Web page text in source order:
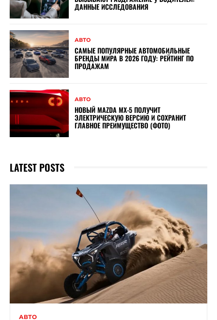
ДАННЫЕ ИССЛЕДОВАНИЯ
АВТО
САМЫЕ ПОПУЛЯРНЫЕ АВТОМОБИЛЬНЫЕ
БРЕНДЫ МИРА В 2026 ГОДУ: РЕЙТИНГ ПО
ПРОДАЖАМ
АВТО
НОВЫЙ MAZDA MX-5 ПОЛУЧИТ
ЭЛЕКТРИЧЕСКУЮ ВЕРСИЮ И СОХРАНИТ
ГЛАВНОЕ ПРЕИМУЩЕСТВО (ФОТО)
LATEST POSTS
АВТО